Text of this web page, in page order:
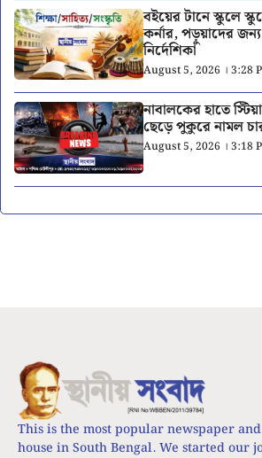
বইয়ের টানে স্কুলে
কর্নার, পড়ুয়াদের
নির্দেশিকা
August 5, 2026 । 3:28
নাবালকের হাতে
ছেড়ে পুকুরে নামল
August 5, 2026 । 3:18
This is the most popular newspaper
house in South Bengal. We started our